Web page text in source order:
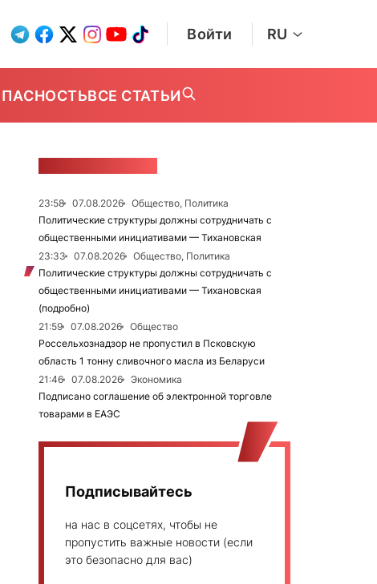
Войти RU
ВСЕ СТАТЬИ
23:58 07.08.2026
Общество, Политика
Политические структуры должны сотрудничать с
общественными инициативами — Тихановская
23:33
07.08.2026
Общество, Политика
Политические структуры должны сотрудничать с
общественными инициативами — Тихановская
(подробно)
21:59
07.08.2026
Общество
Россельхознадзор не пропустил в Псковскую
область 1 тонну сливочного масла из Беларуси
21:46
07.08.2026
Экономика
Подписано соглашение об электронной торговле
товарами в ЕАЭС
Подписывайтесь
на нас в соцсетях, чтобы не
пропустить важные новости (если
это безопасно для вас)